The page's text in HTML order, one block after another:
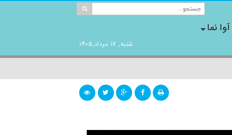
شنبه, 17 مرداد,1405
آوا نما